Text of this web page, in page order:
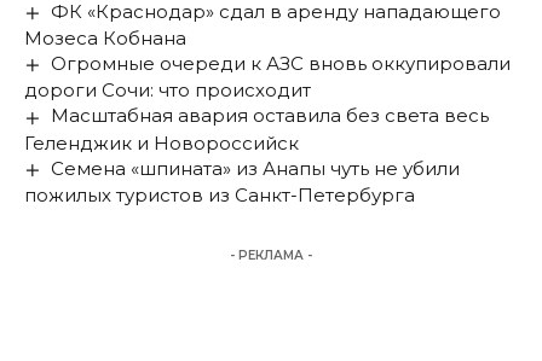
ФК «Краснодар» сдал в аренду нападающего
Мозеса Кобнана
Огромные очереди к АЗС вновь оккупировали
дороги Сочи: что происходит
Масштабная авария оставила без света весь
Геленджик и Новороссийск
Семена «шпината» из Анапы чуть не убили
пожилых туристов из Санкт-Петербурга
- РЕКЛАМА -